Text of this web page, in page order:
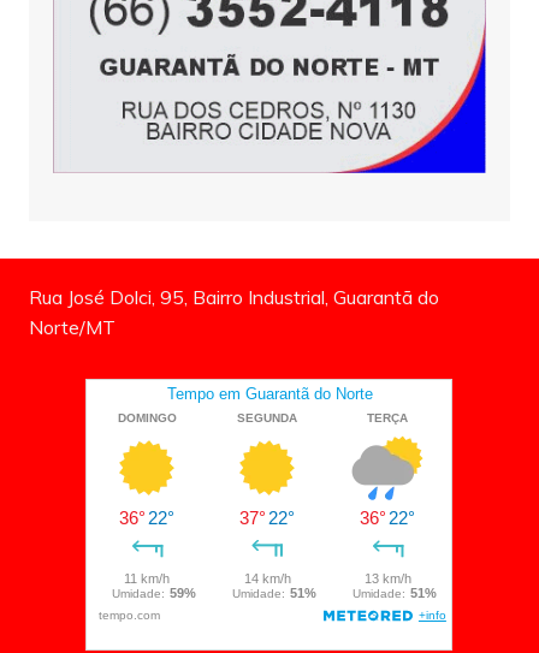
Rua José Dolci, 95, Bairro Industrial, Guarantã do
Norte/MT